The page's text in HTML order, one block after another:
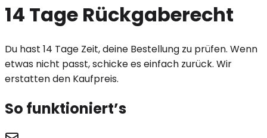
14 Tage Rückgaberecht
Du hast 14 Tage Zeit, deine Bestellung zu prüfen. Wenn
etwas nicht passt, schicke es einfach zurück. Wir
erstatten den Kaufpreis.
So funktioniert’s